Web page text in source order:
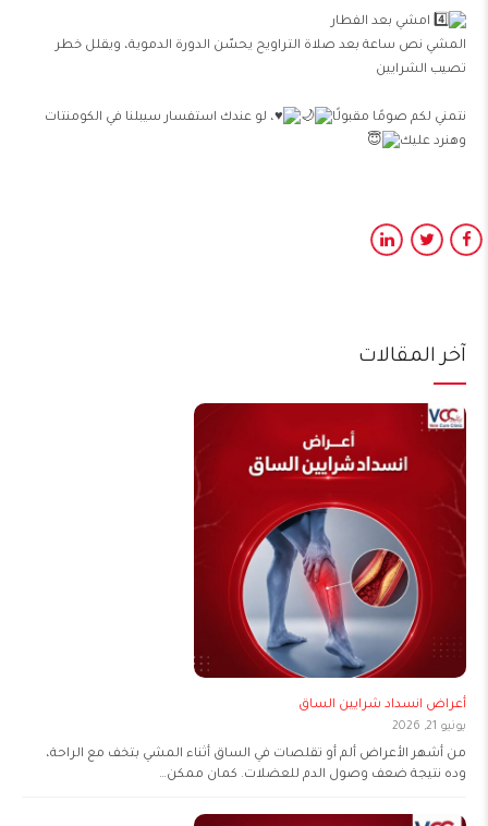
امشي بعد الفطار
المشي نص ساعة بعد صلاة التراويح يحسّن الدورة الدموية، ويقلل خطر
تصيب الشرايين
نتمني لكم صومًا مقبولًا
، لو عندك استفسار سيبلنا في الكومنتات
وهنرد عليك
آخر المقالات
أعراض انسداد شرايين الساق
يونيو 21, 2026
من أشهر الأعراض ألم أو تقلصات في الساق أثناء المشي بتخف مع الراحة،
وده نتيجة ضعف وصول الدم للعضلات. كمان ممكن…